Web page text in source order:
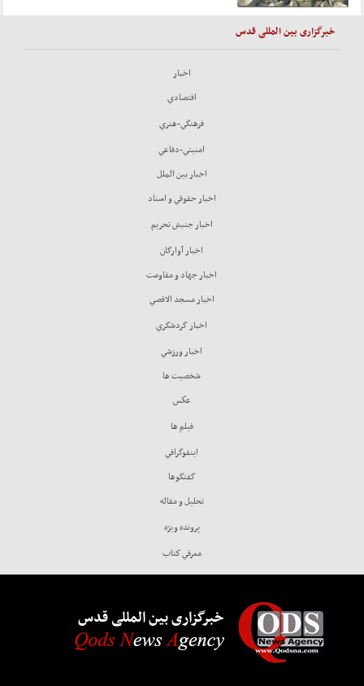
خبرگزاری بین المللی قدس
اخبار
اقتصادي
فرهنگي-هنري
امنيتي-دفاعي
اخبار بين الملل
اخبار حقوقي و اسناد
اخبار جنبش تحريم
اخبار آوارگان
اخبار جهاد و مقاومت
اخبار مسجد الاقصي
اخبار گردشگري
اخبار ورزشي
شخصيت ها
عكس
فيلم ها
اينفوگرافي
گفتگوها
تحليل و مقاله
پرونده ويژه
معرفي كتاب
خبرگزاری بین المللی قدس